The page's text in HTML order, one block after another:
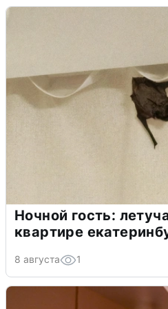
Ночной гость:
квартире
8 августа 1